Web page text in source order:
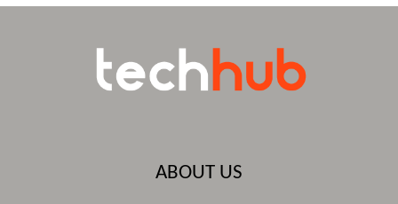
ABOUT US